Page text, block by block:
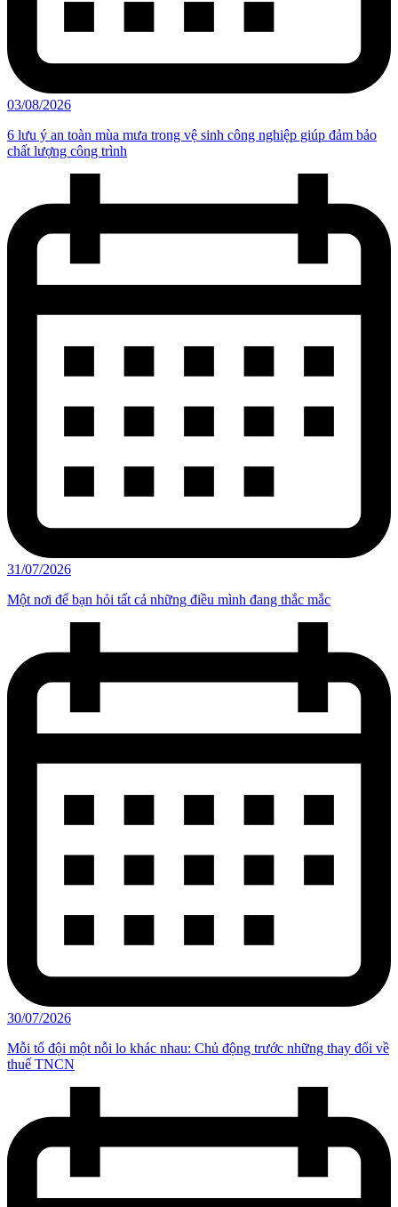
03/08/2026
6 lưu ý an toàn mùa mưa trong vệ sinh công nghiệp giúp đảm bảo
chất lượng công trình
31/07/2026
Một nơi để bạn hỏi tất cả những điều mình đang thắc mắc
30/07/2026
Mỗi tổ đội một nỗi lo khác nhau: Chủ động trước những thay đổi về
thuế TNCN